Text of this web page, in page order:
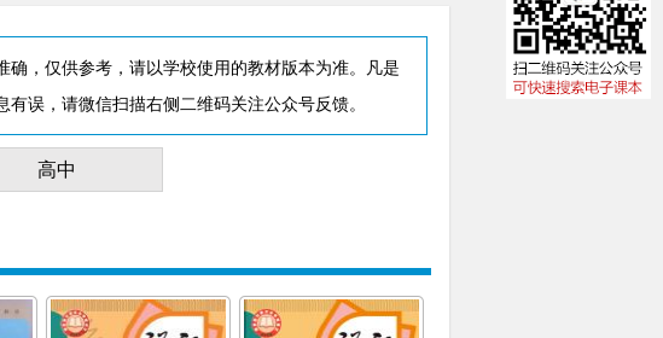
，仅供参考，请以学校使用的教材版本为准。凡是
误，请微信扫描右侧二维码关注公众号反馈。
高中